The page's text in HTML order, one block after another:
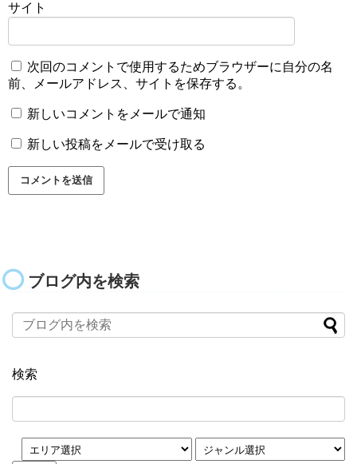
サイト
次回のコメントで使用するためブラウザーに自分の名
前、メールアドレス、サイトを保存する。
新しいコメントをメールで通知
新しい投稿をメールで受け取る
ブログ内を検索
検索